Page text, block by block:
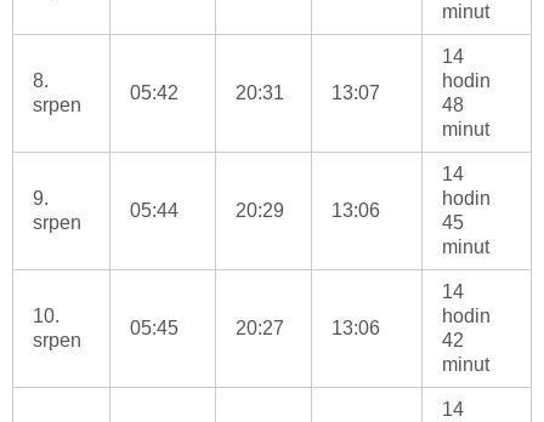
minut
8.
srpen
05:42 20:31 13:07
14
hodin
48
minut
9.
srpen
05:44 20:29 13:06
14
hodin
45
minut
10.
srpen
05:45 20:27 13:06
14
hodin
42
minut
14